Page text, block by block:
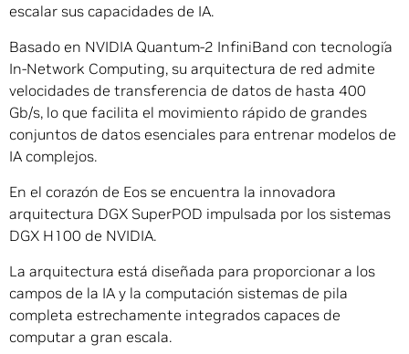
escalar sus capacidades de IA.
Basado en NVIDIA Quantum-2 InfiniBand con tecnología
In-Network Computing, su arquitectura de red admite
velocidades de transferencia de datos de hasta 400
Gb/s, lo que facilita el movimiento rápido de grandes
conjuntos de datos esenciales para entrenar modelos de
IA complejos.
En el corazón de Eos se encuentra la innovadora
arquitectura DGX SuperPOD impulsada por los sistemas
DGX H100 de NVIDIA.
La arquitectura está diseñada para proporcionar a los
campos de la IA y la computación sistemas de pila
completa estrechamente integrados capaces de
computar a gran escala.